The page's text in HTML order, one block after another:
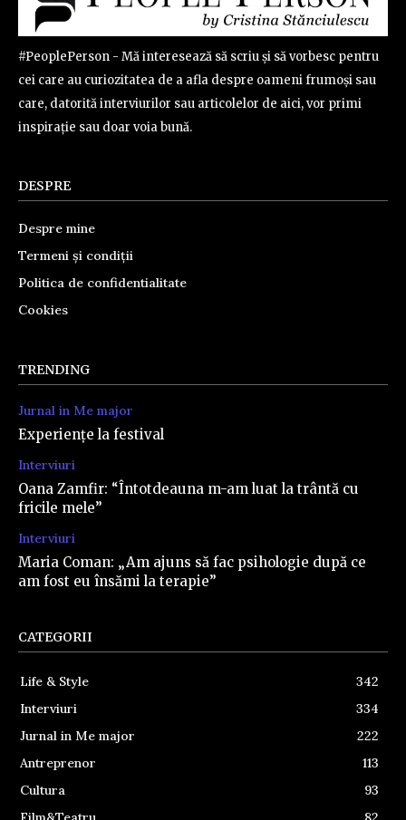
#PeoplePerson - Mă interesează să scriu și să vorbesc pentru
cei care au curiozitatea de a afla despre oameni frumoși sau
care, datorită interviurilor sau articolelor de aici, vor primi
inspirație sau doar voia bună.
DESPRE
Despre mine
Termeni și condiții
Politica de confidentialitate
Cookies
TRENDING
Jurnal in Me major
Experiențe la festival
Interviuri
Oana Zamfir: “Întotdeauna m-am luat la trântă cu
fricile mele”
Interviuri
Maria Coman: „Am ajuns să fac psihologie după ce
am fost eu însămi la terapie”
CATEGORII
Life & Style
342
Interviuri
334
Jurnal in Me major
222
Antreprenor
113
Cultura
93